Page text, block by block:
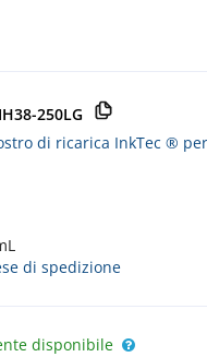
IH38-250LG
di ricarica InkTec ®
di spedizione
disponibile